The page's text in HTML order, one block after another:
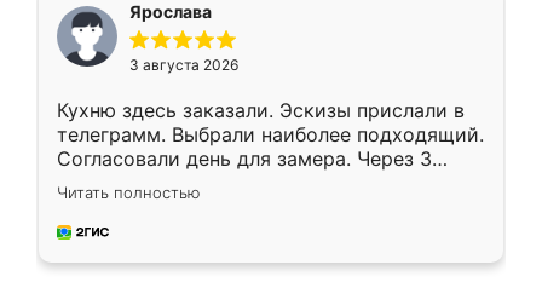
Ярослава
3 августа 2026
Кухню здесь заказали. Эскизы прислали в
телеграмм. Выбрали наиболее подходящий.
Согласовали день для замера. Через 3
недели кухня была уже готова. Остались
довольны работой. Спасибо Ренессанс
мебель за качественную работу!
Читать полностью